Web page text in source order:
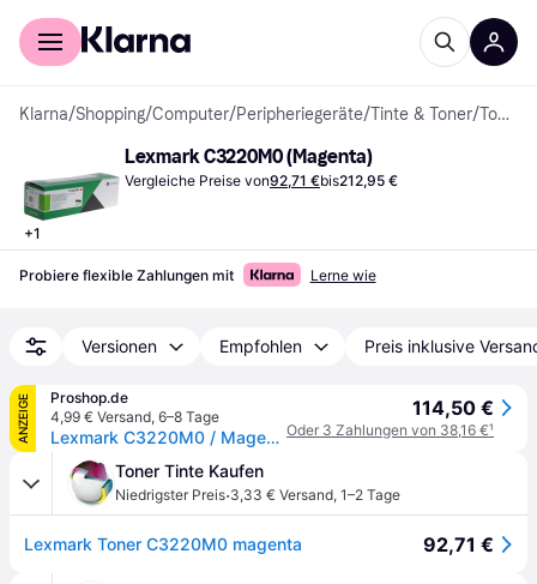
Für Shopper
Klarna/Shopping/Computer/Peripheriegeräte/Tinte & Toner/ Tonerkassetten
+1
Lexmark C3220M0 (Magenta)
Vergleiche Preise von92,71 €bis212,95 €
Probiere flexible Zahlungen mit Lerne wie
Versionen Empfohlen Preis inklusive
ANZEIGE
Proshop.de
4,99 € Versand, 6–8 Tage
Lexmark C3220M0 / Magenta Return Program Toner
114,50 €
Oder 3 Zahlungen von 38,16 €¹
Toner Tinte Kaufen
Niedrigster Preis·3,33 € Versand, 1–2 Tage
Lexmark Toner C3220M0 magenta 92,71 €